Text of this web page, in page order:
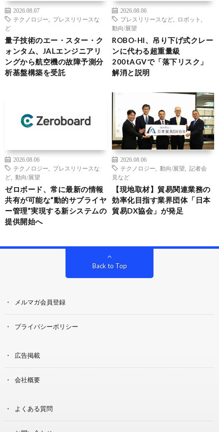
2026.08.07
テクノロジー
プレスリリースな
ど
量子技術のエー・スター・ク
ォンタム、JALエンジニアリ
ングから航空機の故障予測分
析基盤構築を受託
2026.08.06
プレスリリースなど
ロボット
動向/展望
ROBO-HI、吊り下げ式クレー
ンに代わる超重量級
200tAGVで「落下リスク」
解消と説明
2026.08.06
テクノロジー
プレスリリースな
ど
動向/展望
ゼロボード、常に最新の情報
共有が可能な“動的サプライヤ
ー管理”実現する新システムの
提供開始へ
2026.08.06
テクノロジー
動向/展望
記者会
見など
【現地取材】貿易関連業務の
効率化目指す業界団体「日本
貿易DX協会」が発足
Back to Top
メルマガ会員登録
プライバシーポリシー
広告掲載
会社概要
よくある質問